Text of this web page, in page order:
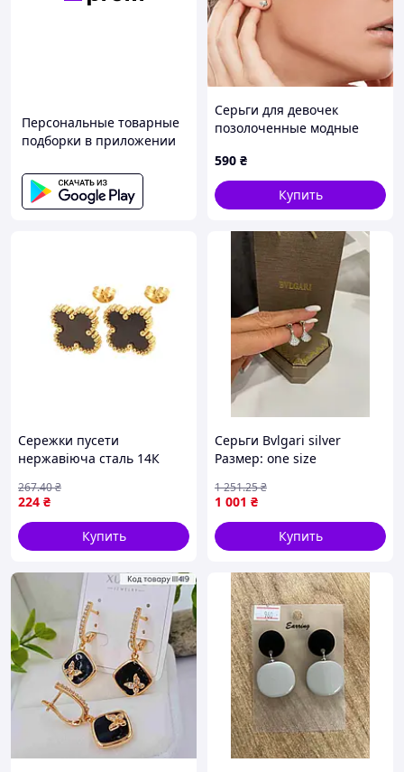
Персональные товарные
подборки в приложении
Серьги для девочек
позолоченные модные
детские серьги с камнями
яркие серьги для
праздника
590 ₴
Купить
Сережки пусети
нержавіюча сталь 14К
вставкою 13х13мм (341092)
1,5см ТМ XUPING
224 ₴
267.40₴
Купить
Серьги Bvlgari silver
Размер: one size
1 001 ₴
1 251.25₴
Купить